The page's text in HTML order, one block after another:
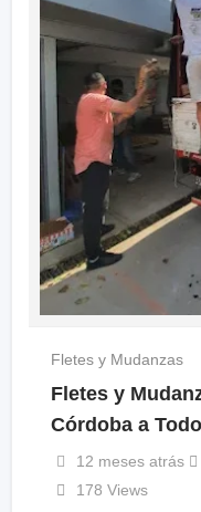
Fletes y Mudanzas
Fletes y
Córdoba a
12 meses atrás
178 Views